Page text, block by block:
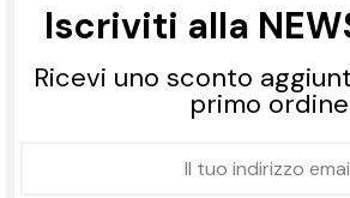
Iscriviti alla
Ricevi uno sconto
primo ordine